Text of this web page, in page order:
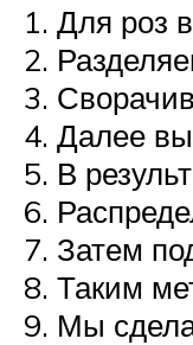
Для роз
Далее
В
Затем
Таким
Мы